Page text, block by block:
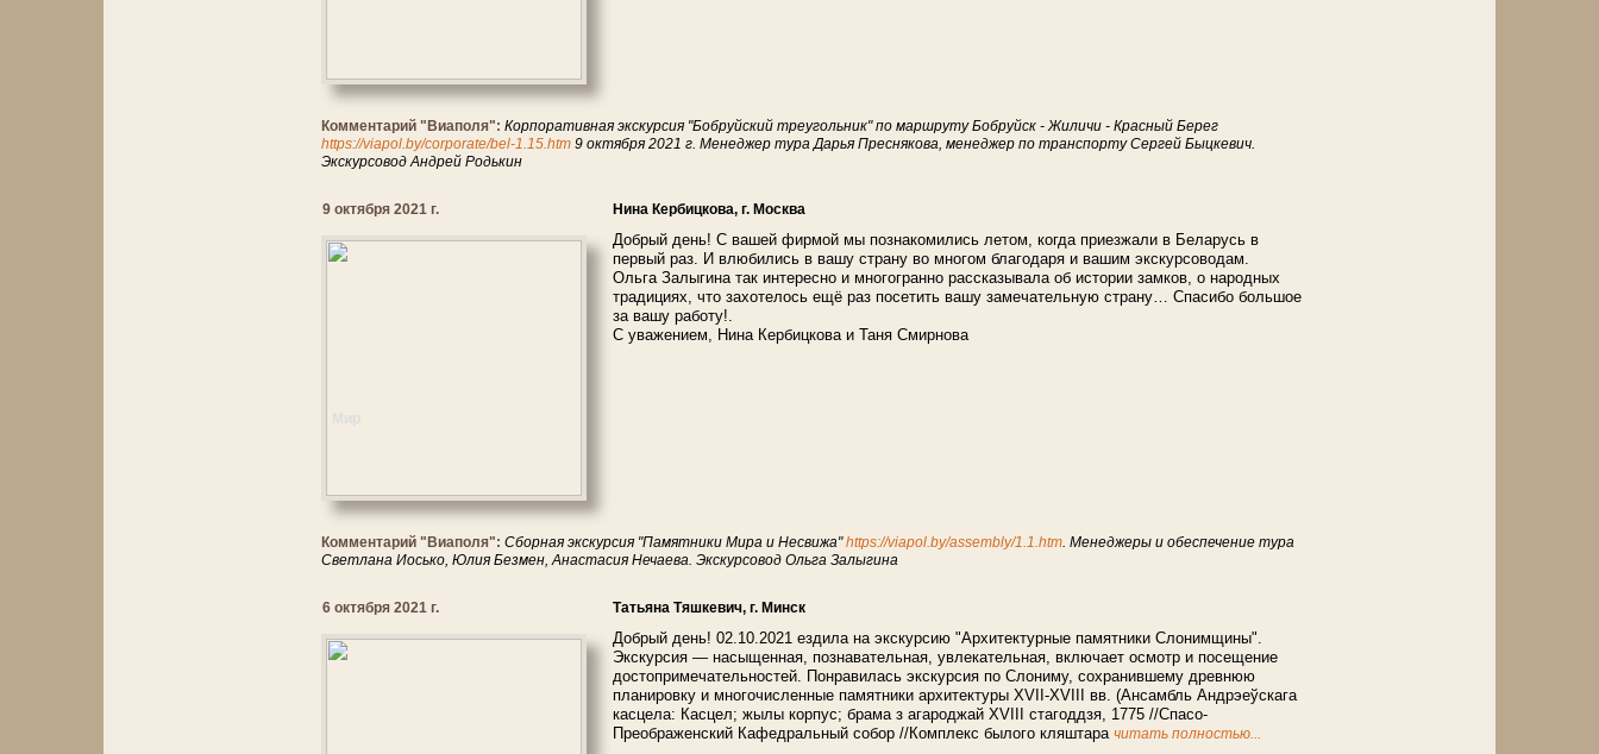
Комментарий "Виаполя": Корпоративная экскурсия "Бобруйский треугольник" по маршруту Бобруйск - Жиличи - Красный Берег
https://viapol.by/corporate/bel-1.15.htm 9 октября 2021 г. Менеджер тура Дарья Преснякова, менеджер по транспорту Сергей Быцкевич.
Экскурсовод Андрей Родькин
9 октября 2021 г. Нина Кербицкова, г. Москва
Добрый день! С вашей фирмой мы познакомились летом, когда приезжали в Беларусь в
первый раз. И влюбились в вашу страну во многом благодаря и вашим экскурсоводам.
Ольга Залыгина так интересно и многогранно рассказывала об истории замков, о народных
традициях, что захотелось ещё раз посетить вашу замечательную страну… Спасибо большое
за вашу работу!.
С уважением, Нина Кербицкова и Таня Смирнова
Комментарий "Виаполя": Сборная экскурсия "Памятники Мира и Несвижа"https://viapol.by/assembly/1.1.htm. Менеджеры и обеспечение тура
Светлана Иосько, Юлия Безмен, Анастасия Нечаева. Экскурсовод Ольга Залыгина
6 октября 2021 г. Татьяна Тяшкевич, г. Минск
Добрый день! 02.10.2021 ездила на экскурсию "Архитектурные памятники Слонимщины".
Экскурсия — насыщенная, познавательная, увлекательная, включает осмотр и посещение
достопримечательностей. Понравилась экскурсия по Слониму, сохранившему древнюю
планировку и многочисленные памятники архитектуры XVII-XVIII вв. (Ансамбль Андрэеўскага
касцела: Касцел; жылы корпус; брама з агароджай XVIII стагоддзя, 1775 //Спасо-
Преображенский Кафедральный собор //Комплекс былого кляштара читать полностью...